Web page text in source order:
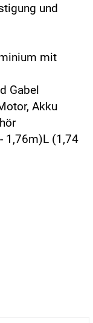
und
mit
Gabel
Akku
1,76m)L (1,74